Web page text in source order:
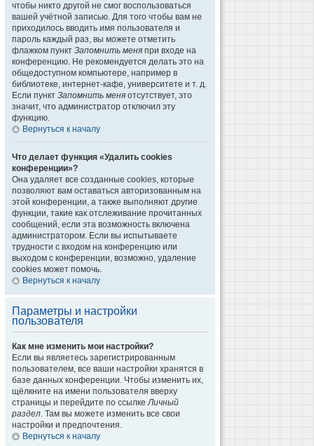
чтобы никто другой не смог воспользоваться
вашей учётной записью. Для того чтобы вам не
приходилось вводить имя пользователя и
пароль каждый раз, вы можете отметить
флажком пункт Запомнить меня при входе на
конференцию. Не рекомендуется делать это на
общедоступном компьютере, например в
библиотеке, интернет-кафе, университете и т. д.
Если пункт Запомнить меня отсутствует, это
значит, что администратор отключил эту
функцию.
Вернуться к началу
Что делает функция «Удалить cookies
конференции»?
Она удаляет все созданные cookies, которые
позволяют вам оставаться авторизованным на
этой конференции, а также выполняют другие
функции, такие как отслеживание прочитанных
сообщений, если эта возможность включена
администратором. Если вы испытываете
трудности с входом на конференцию или
выходом с конференции, возможно, удаление
cookies может помочь.
Вернуться к началу
Параметры и настройки
пользователя
Как мне изменить мои настройки?
Если вы являетесь зарегистрированным
пользователем, все ваши настройки хранятся в
базе данных конференции. Чтобы изменить их,
щёлкните на имени пользователя вверху
страницы и перейдите по ссылкеЛичный
раздел. Там вы можете изменить все свои
настройки и предпочтения.
Вернуться к началу